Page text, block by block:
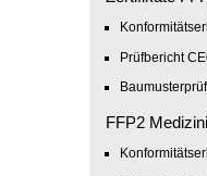
Prüfbericht
FFP2